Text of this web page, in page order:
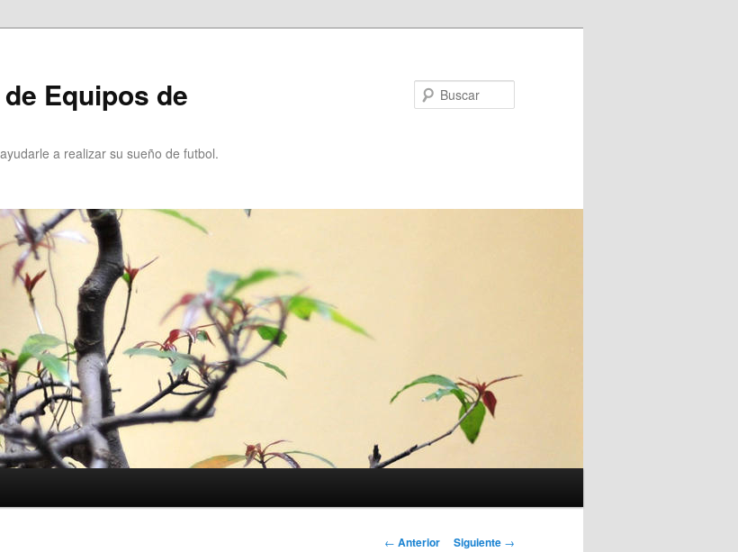
Equipos de
a realizar su sueño de futbol.
Navegación
← Anterior Siguiente →